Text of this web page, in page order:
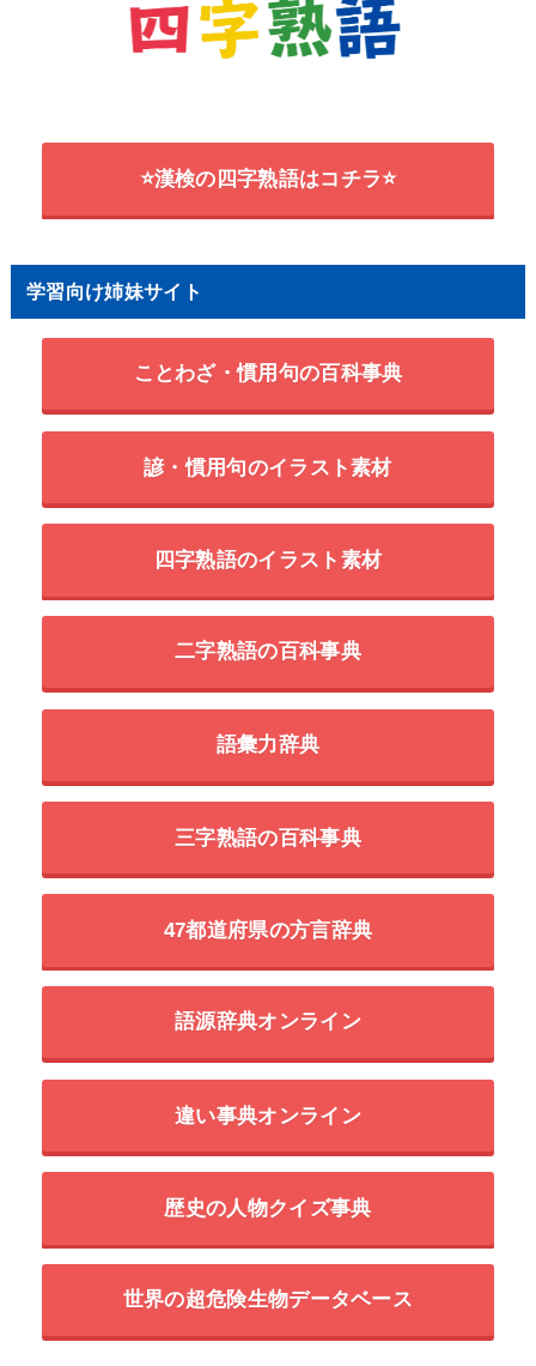
⭐漢検の四字熟語はコチラ⭐
学習向け姉妹サイト
ことわざ・慣用句の百科事典
諺・慣用句のイラスト素材
四字熟語のイラスト素材
二字熟語の百科事典
語彙力辞典
三字熟語の百科事典
47都道府県の方言辞典
語源辞典オンライン
違い事典オンライン
歴史の人物クイズ事典
世界の超危険生物データベース